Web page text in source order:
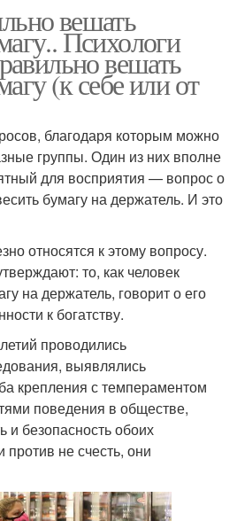
вешать
Психологи
вешать
(к себе или от
благодаря которым можно
группы. Один из них вполне
для восприятия — вопрос о
бумагу на держатель. И это
относятся к этому вопросу.
то, как человек
на держатель, говорит о его
к богатству.
проводились
выявлялись
крепления с темпераментом
поведения в обществе,
и безопасность обоих
не счесть, они